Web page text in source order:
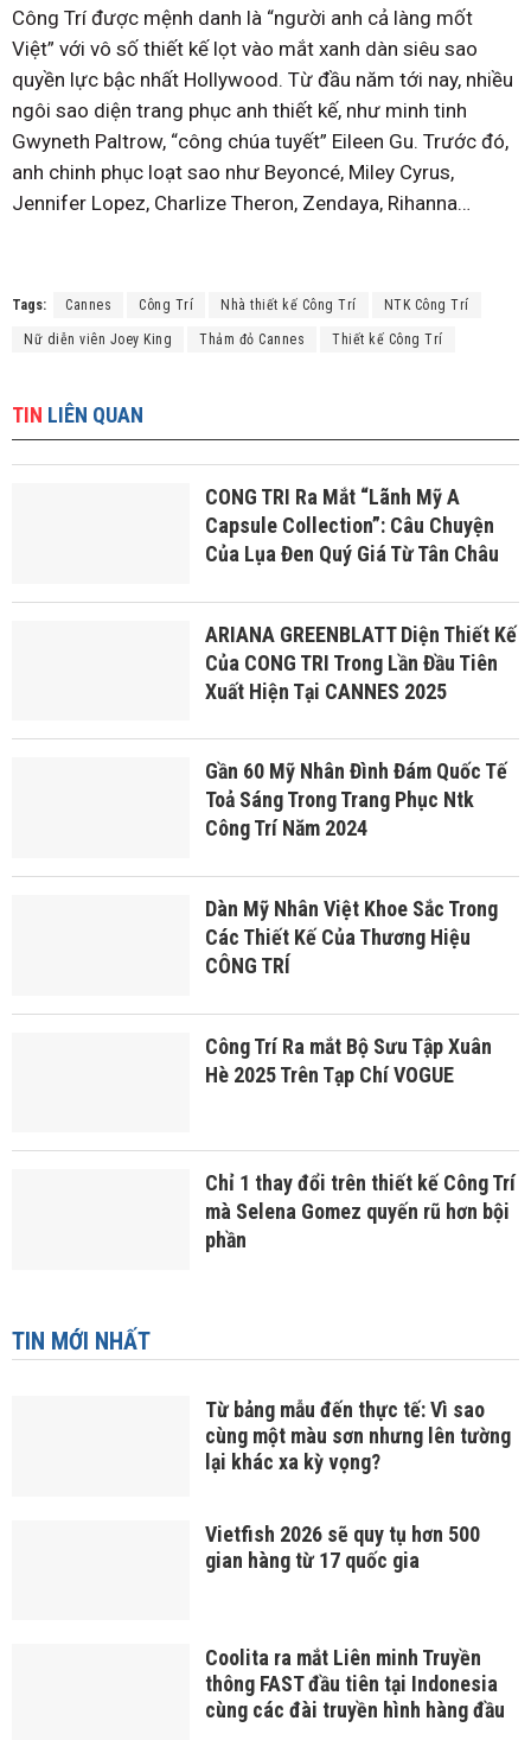
Công Trí được mệnh danh là “người anh cả làng mốt
Việt” với vô số thiết kế lọt vào mắt xanh dàn siêu sao
quyền lực bậc nhất Hollywood. Từ đầu năm tới nay, nhiều
ngôi sao diện trang phục anh thiết kế, như minh tinh
Gwyneth Paltrow, “công chúa tuyết” Eileen Gu. Trước đó,
anh chinh phục loạt sao như Beyoncé, Miley Cyrus,
Jennifer Lopez, Charlize Theron, Zendaya, Rihanna…
Tags: Cannes Công Trí Nhà thiết kế Công Trí NTK Công Trí
Nữ diễn viên Joey King Thảm đỏ Cannes Thiết kế Công Trí
TIN LIÊN QUAN
CONG TRI Ra Mắt “Lãnh Mỹ A
Capsule Collection”: Câu Chuyện
Của Lụa Đen Quý Giá Từ Tân Châu
ARIANA GREENBLATT Diện Thiết Kế
Của CONG TRI Trong Lần Đầu Tiên
Xuất Hiện Tại CANNES 2025
Gần 60 Mỹ Nhân Đình Đám Quốc Tế
Toả Sáng Trong Trang Phục Ntk
Công Trí Năm 2024
Dàn Mỹ Nhân Việt Khoe Sắc Trong
Các Thiết Kế Của Thương Hiệu
CÔNG TRÍ
Công Trí Ra mắt Bộ Sưu Tập Xuân
Hè 2025 Trên Tạp Chí VOGUE
Chỉ 1 thay đổi trên thiết kế Công Trí
mà Selena Gomez quyến rũ hơn bội
phần
TIN MỚI NHẤT
Từ bảng mẫu đến thực tế: Vì sao
cùng một màu sơn nhưng lên tường
lại khác xa kỳ vọng?
Vietfish 2026 sẽ quy tụ hơn 500
gian hàng từ 17 quốc gia
Coolita ra mắt Liên minh Truyền
thông FAST đầu tiên tại Indonesia
cùng các đài truyền hình hàng đầu